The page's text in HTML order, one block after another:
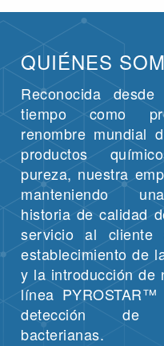
QUIÉNES
Reconocida
tiempo como
renombre mundial
productos
pureza, nuestra
manteniendo
historia de calidad
servicio al
establecimiento de
y la introducción de
línea
detección de
bacterianas.